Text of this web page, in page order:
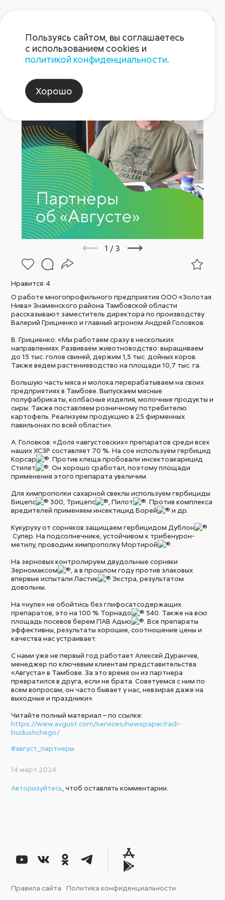
Партнёры 14.03
1 / 3
Нравится:4
О работе многопрофильного предприятия ООО «Золотая
Нива» Знаменского района Тамбовской области
рассказывают заместитель директора по производству
Валерий Грициенко и главный агроном Андрей Головков.
В. Грициенко: «Мы работаем сразу в нескольких
направлениях. Развиваем животноводство: выращиваем
до 15 тыс. голов свиней, держим 1,5 тыс. дойных коров.
Также ведем растениеводство на площади 10,7 тыс. га.
Большую часть мяса и молока перерабатываем на своих
предприятиях в Тамбове. Выпускаем мясные
полуфабрикаты, колбасные изделия, молочные продукты и
сыры. Также поставляем розничному потребителю
картофель. Реализуем продукцию в 25 фирменных
павильонах по всей области».
А. Головков: «Доля «августовских» препаратов среди всех
наших ХСЗР составляет 70 %. На сое используем гербицид
Корсар
. Против клеща пробовали инсектоакарицид
Стилет
. Он хорошо сработал, поэтому площади
применения этого препарата увеличим.
Для химпрополки сахарной свеклы используем гербициды
Бицепс
300, Трицепс , Пилот
. Против комплекса
вредителей применяем инсектицид Борей
и др.
Кукурузу от сорняков защищаем гербицидом Дублон
Супер. На подсолнечнике, устойчивом к трибенурон-
метилу, проводим химпрополку Мортирой
На зерновых контролируем двудольные сорняки
Зерномаксом
, а в прошлом году против злаковых
впервые испытали Ластик
Экстра, результатом
довольны.
На «нуле» не обойтись без глифосатсодержащих
препаратов, это на 100 % Торнадо
540. Также на всю
площадь посевов берем ПАВ Адью
. Все препараты
эффективны, результаты хорошие, соотношение цены и
качества нас устраивает.
С нами уже не первый год работает Алексей Дуранчев,
менеджер по ключевым клиентам представительства
«Августа» в Тамбове. За это время он из партнера
превратился в друга, если не брата. Советуемся с ним по
всем вопросам, он часто бывает у нас, невзирая даже на
выходные и праздники».
Читайте полный материал – по ссылке:
https://www.avgust.com/services/newspaper/radi-
budushchego/
#август_партнеры
14 март 2024
Авторизуйтесь , чтоб оставлять комментарии.
Правила сайта Политика конфиденциальности
Пользуясь сайтом, вы соглашаетесь
с использованием cookies и
политикой конфиденциальности.
Хорошо